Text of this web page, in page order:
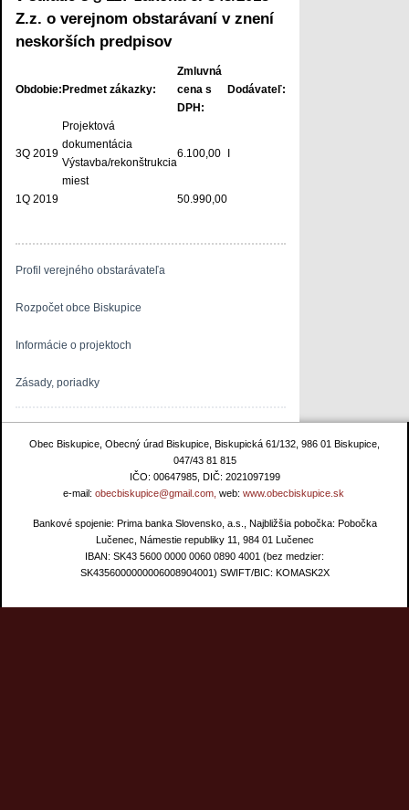
Z.z. o verejnom obstarávaní v znení
neskorších predpisov
Obdobie: Predmet zákazky:
Zmluvná
cena s
DPH:
Dodávateľ:
3Q 2019
Projektová
dokumentácia
Výstavba/rekonštrukcia
miest
6.100,00
1Q 2019 50.990,00
Profil verejného obstarávateľa
Rozpočet obce Biskupice
Informácie o projektoch
Zásady, poriadky
Obec Biskupice, Obecný úrad Biskupice, Biskupická 61/132, 986 01 Biskupice,
047/43 81 815
IČO: 00647985, DIČ: 2021097199
e-mail: obecbiskupice@gmail.com, web: www.obecbiskupice.sk
Bankové spojenie: Prima banka Slovensko, a.s., Najbližšia pobočka: Pobočka
Lučenec, Námestie republiky 11, 984 01 Lučenec
IBAN: SK43 5600 0000 0060 0890 4001 (bez medzier:
SK4356000000006008904001) SWIFT/BIC: KOMASK2X